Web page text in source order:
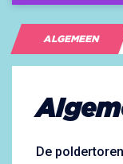
ALGEMEEN
De